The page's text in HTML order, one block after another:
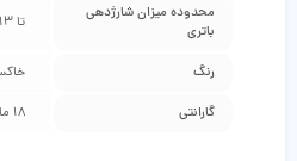
محدوده میزان شارژدهی
باتری
تا 13 روز
رنگ
گارانتی 18 ماه گارانتی شرکتی